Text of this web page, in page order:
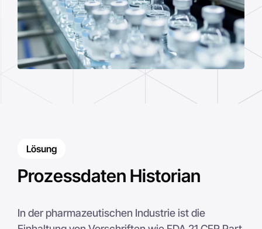
Lösung
Prozessdaten Historian
In der pharmazeutischen Industrie ist die